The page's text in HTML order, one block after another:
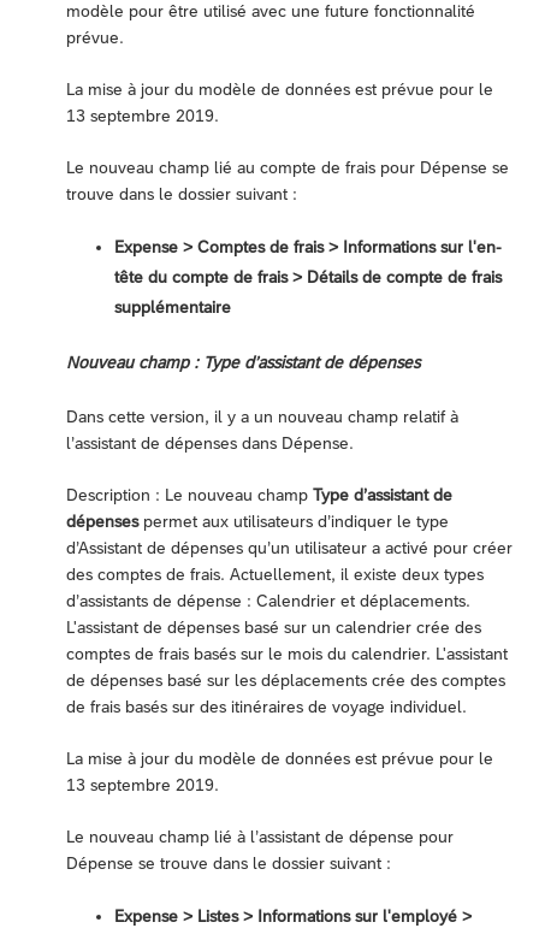
modèle pour être utilisé avec une future fonctionnalité
prévue.
La mise à jour du modèle de données est prévue pour le
13 septembre 2019.
Le nouveau champ lié au compte de frais pour Dépense se
trouve dans le dossier suivant :
Expense > Comptes de frais > Informations sur l'en-
tête du compte de frais > Détails de compte de frais
supplémentaire
Nouveau champ : Type d’assistant de dépenses
Dans cette version, il y a un nouveau champ relatif à
l’assistant de dépenses dans Dépense.
Description : Le nouveau champ Type d’assistant de
dépensespermet aux utilisateurs d’indiquer le type
d’Assistant de dépenses qu’un utilisateur a activé pour créer
des comptes de frais. Actuellement, il existe deux types
d’assistants de dépense : Calendrier et déplacements.
L'assistant de dépenses basé sur un calendrier crée des
comptes de frais basés sur le mois du calendrier. L'assistant
de dépenses basé sur les déplacements crée des comptes
de frais basés sur des itinéraires de voyage individuel.
La mise à jour du modèle de données est prévue pour le
13 septembre 2019.
Le nouveau champ lié à l’assistant de dépense pour
Dépense se trouve dans le dossier suivant :
Expense > Listes > Informations sur l'employé >